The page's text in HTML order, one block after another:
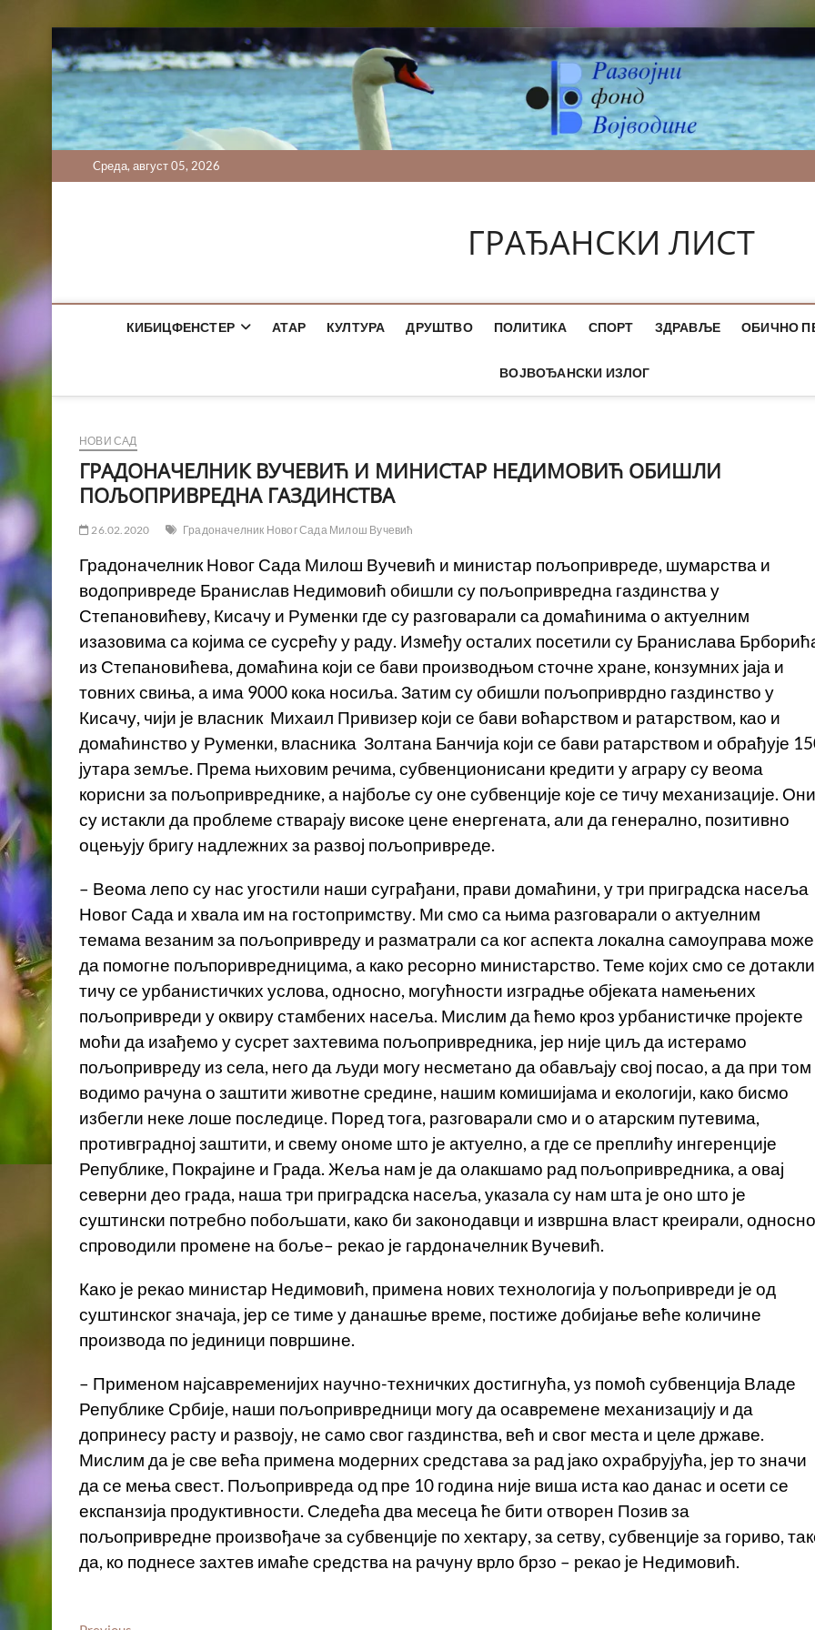
to
content
Cреда, август 05, 2026
ГРАЂАНСКИ ЛИСТ
КИБИЦФЕНСТЕР АТАР КУЛТУРА ДРУШТВО ПОЛИТИКА СПОРТ ЗДРАВЉЕ ОБИЧНО
ВОЈВОЂАНСКИ ИЗЛОГ
НОВИ САД
ГРАДОНАЧЕЛНИК ВУЧЕВИЋ И МИНИСТАР НЕДИМОВИЋ ОБИШЛИ
ПОЉОПРИВРЕДНА ГАЗДИНСТВА
26.02.2020 Градоначелник Новог Сада Милош Вучевић
Градоначелник Новог Сада Милош Вучевић и министар пољопривреде, шумарства и
водопривреде Бранислав Недимовић обишли су пољопривредна газдинства у
Степановићеву, Кисачу и Руменки где су разговарали са домаћинима о актуелним
изазовима сa којима се сусрећу у раду. Између осталих посетили су Бранислава
из Степановићева, домаћина који се бави производњом сточне хране, конзумних јаја и
товних свиња, а има 9000 кока носиља. Затим су обишли пољоприврдно газдинство у
Кисачу, чији је власник Михаил Привизер који се бави воћарством и ратарством, као и
домаћинство у Руменки, власника Золтана Банчија који се бави ратарством и обрађује
јутара земље. Према њиховим речима, субвенционисани кредити у аграру су веома
корисни за пољопривреднике, а најбоље су оне субвенције које се тичу механизације. Они
су истакли да проблеме стварају високе цене енергената, али да генерално, позитивно
оцењују бригу надлежних за развој пољопривреде.
– Веома лепо су нас угостили наши суграђани, прави домаћини, у три приградска насеља
Новог Сада и хвала им на гостопримству. Ми смо са њима разговарали о актуелним
темама везаним за пољопривреду и разматрали са ког аспекта локална самоуправа може
да помогне пољпоривредницима, а како ресорно министарство. Теме којих смо се дотакли
тичу се урбанистичких услова, односно, могућности изградње објеката намењених
пољопривреди у оквиру стамбених насеља. Мислим да ћемо кроз урбанистичке пројекте
моћи да изађемо у сусрет захтевима пољопривредника, јер није циљ да истерамо
пољопривреду из села, него да људи могу несметано да обављају свој посао, а да при том
водимо рачуна о заштити животне средине, нашим комишијама и екологији, како бисмо
избегли неке лоше последице. Поред тога, разговарали смо и о атарским путевима,
противградној заштити, и свему ономе што је актуелно, а где се преплићу ингеренције
Републике, Покрајине и Града. Жеља нам је да олакшамо рад пољопривредника, а овај
северни део града, наша три приградска насеља, указала су нам шта је оно што је
суштински потребно побољшати, како би законодавци и извршна власт креирали, односно
спроводили промене на боље– рекао је гардоначелник Вучевић.
Како је рекао министар Недимовић, примена нових технологија у пољопривреди је од
суштинског значаја, јер се тиме у данашње време, постиже добијање веће количине
производа по јединици површине.
– Применом најсавременијих научно-техничких достигнућа, уз помоћ субвенција Владе
Републике Србије, наши пољопривредници могу да осавремене механизацију и да
допринесу расту и развоју, не само свог газдинства, већ и свог места и целе државе.
Мислим да је све већа примена модерних средстава за рад јако охрабрујућа, јер то значи
да се мења свест. Пољопривреда од пре 10 година није виша иста као данас и осети се
експанзија продуктивности. Следећа два месеца ће бити отворен Позив за
пољопривредне произвођаче за субвенције по хектару, за сетву, субвенције за гориво,
да, ко поднесе захтев имаће средства на рачуну врло брзо – рекао је Недимовић.